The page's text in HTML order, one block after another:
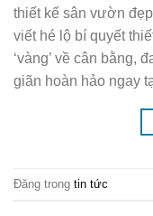
thiết kế sân vườn
viết hé lộ bí quyết
‘vàng’ về cân bằng,
giãn hoàn hảo ngay
Đăng trong tin tức